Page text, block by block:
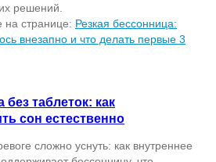
решений.
странице: Резкая бессонница:
внезапно и что делать первые 3
без таблеток: как
сон естественно
сложно уснуть: как внутреннее